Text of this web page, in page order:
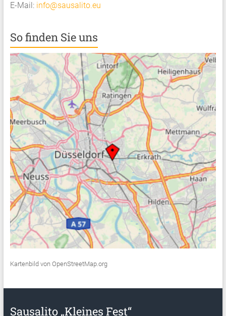
E-Mail: info@sausalito.eu
So finden Sie uns
Kartenbild von OpenStreetMap.org
Sausalito „Kleines Fest“